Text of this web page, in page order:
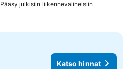
Pääsy julkisiin liikennevälineisiin
Katso hinnat